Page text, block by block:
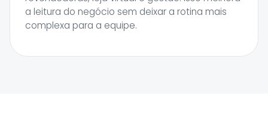
a leitura do negócio sem deixar a rotina mais
complexa para a equipe.